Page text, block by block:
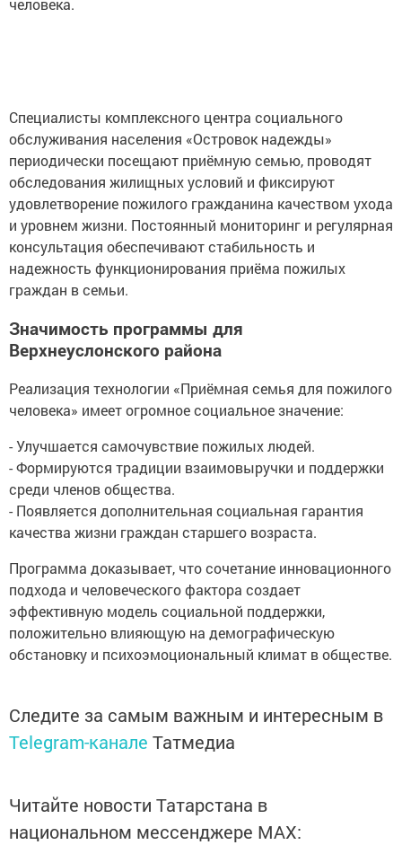
человека.
Специалисты комплексного центра социального
обслуживания населения «Островок надежды»
периодически посещают приёмную семью, проводят
обследования жилищных условий и фиксируют
удовлетворение пожилого гражданина качеством ухода
и уровнем жизни. Постоянный мониторинг и регулярная
консультация обеспечивают стабильность и
надежность функционирования приёма пожилых
граждан в семьи.
Значимость программы для
Верхнеуслонского района
Реализация технологии «Приёмная семья для пожилого
человека» имеет огромное социальное значение:
- Улучшается самочувствие пожилых людей.
- Формируются традиции взаимовыручки и поддержки
среди членов общества.
- Появляется дополнительная социальная гарантия
качества жизни граждан старшего возраста.
Программа доказывает, что сочетание инновационного
подхода и человеческого фактора создает
эффективную модель социальной поддержки,
положительно влияющую на демографическую
обстановку и психоэмоциональный климат в обществе.
Следите за самым важным и интересным в
Telegram-канале Татмедиа
Читайте новости Татарстана в
национальном мессенджере MАХ: